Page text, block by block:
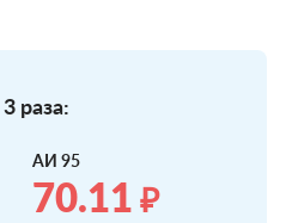
раза:
АИ 95
70.11 ₽